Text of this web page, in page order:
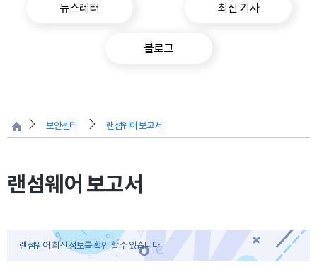
뉴스레터 최신 기사
블로그
보안센터 랜섬웨어 보고서
랜섬웨어 보고서
랜섬웨어 최신 정보를 확인 할 수 있습니다.